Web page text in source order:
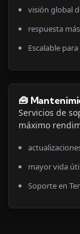
visión global
respuesta
Escalable
🧰
Servicios de
máximo
mayor vida
Soporte en